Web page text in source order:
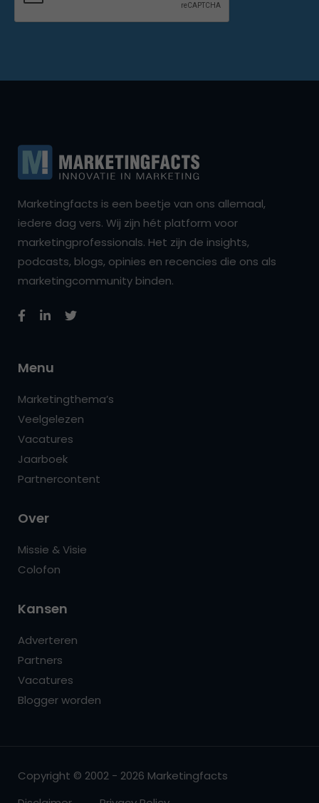
Marketingfacts is een beetje van ons allemaal,
iedere dag vers. Wij zijn hét platform voor
marketingprofessionals. Het zijn de insights,
podcasts, blogs, opinies en recencies die ons als
marketingcommunity binden.
Menu
Marketingthema’s
Veelgelezen
Vacatures
Jaarboek
Partnercontent
Over
Missie & Visie
Colofon
Kansen
Adverteren
Partners
Vacatures
Blogger worden
Copyright © 2002 - 2026 Marketingfacts